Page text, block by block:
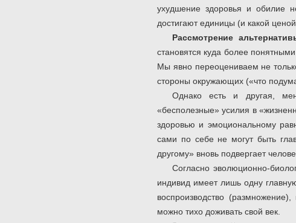
ухудшение здоровья и обилие
достигают единицы (и какой
Рассмотрение
становятся куда более
Мы явно переоцениваем не
стороны окружающих («что
Однако есть и другая,
«бесполезные» усилия в
здоровью и эмоциональному
сами по себе не могут быть
другому» вновь подвергает
Согласно эволюционно-
индивид имеет лишь одну
воспроизводство
можно тихо доживать свой век.